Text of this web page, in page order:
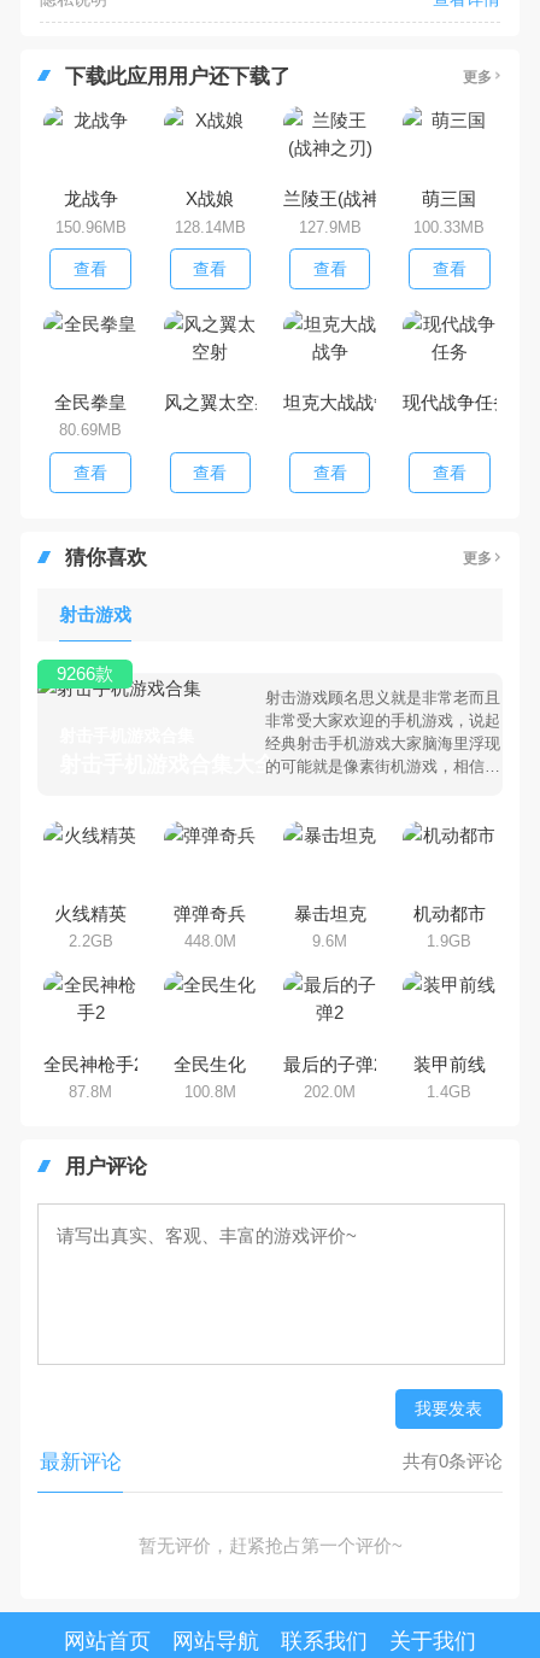
下载此应用用户还下载了 更多
龙战争
150.96MB
查看
X战娘
128.14MB
查看
兰陵王(战神之刃)
127.9MB
查看
萌三国
100.33MB
查看
全民拳皇
80.69MB
查看
风之翼太空射
查看
坦克大战战争
查看
现代战争任务
查看
猜你喜欢 更多
射击游戏
射击手机游戏合集大全 >
射击游戏顾名思义就是非常老而且
非常受大家欢迎的手机游戏，说起
经典射击手机游戏大家脑海里浮现
的可能就是像素街机游戏，相信很
击手机游戏有哪些呢？游戏今天，
集，欢迎大家前来选择下载体验
9266款
火线精英
2.2GB
弹弹奇兵
448.0M
暴击坦克
9.6M
机动都市
1.9GB
全民神枪手2
87.8M
全民生化
100.8M
最后的子弹2
202.0M
装甲前线
1.4GB
用户评论
我要发表
最新评论 共有0条评论
暂无评价，赶紧抢占第一个评价~
网站首页 网站导航 联系我们 关于我们